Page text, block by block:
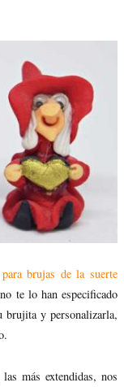
brujas de la suerte
te lo han especificado
brujita y personalizarla,
más extendidas, nos